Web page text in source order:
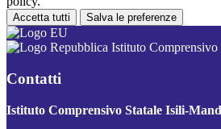
Accetta tutti Salva le preferenze
Istituto
Contatti
Istituto Comprensivo Statale Isili-